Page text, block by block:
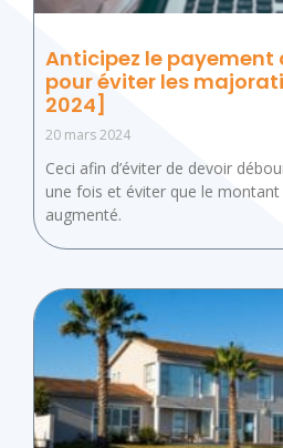
Anticipez le payement
pour éviter les
2024]
20 mars 2024
Ceci afin d’éviter de devoir
une fois et éviter que le montant
augmenté.